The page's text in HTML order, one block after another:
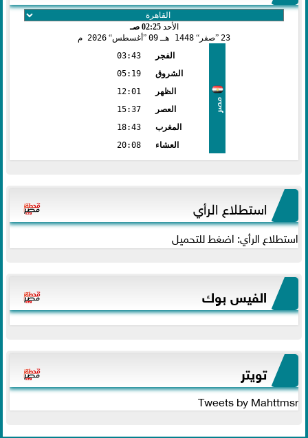
الأحد02:25 صـ
23 صفر 1448 هـ 09 أغسطس 2026 م
مصر
الفجر
03:43
الشروق
05:19
الظهر
12:01
العصر
15:37
المغرب
18:43
العشاء
20:08
استطلاع الرأي
استطلاع الرأي: اضغط للتحميل
الفيس بوك
تويتر
Tweets by Mahttmsr